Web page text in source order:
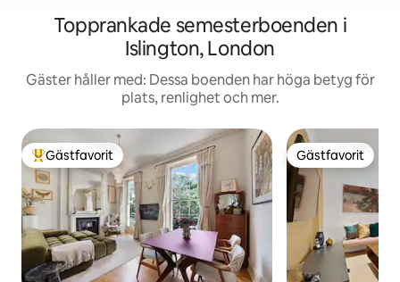
Topprankade semesterboenden i
Islington, London
Gäster håller med: Dessa boenden har höga betyg för
plats, renlighet och mer.
Populär gästfavorit
Gästfavorit Gästfavorit
Gästfavorit